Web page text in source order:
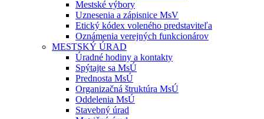
Mestské výbory
Uznesenia a zápisnice MsV
Etický kódex voleného predstaviteľa
Oznámenia verejných funkcionárov
MESTSKÝ ÚRAD
Úradné hodiny a kontakty
Spýtajte sa MsÚ
Prednosta MsÚ
Organizačná štruktúra MsÚ
Oddelenia MsÚ
Stavebný úrad